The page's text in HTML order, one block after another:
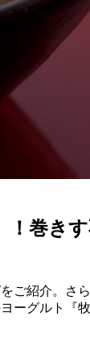
！巻き
ご紹介。さ
グルト『